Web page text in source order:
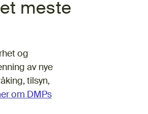
meste
og
av nye
tilsyn,
om DMPs